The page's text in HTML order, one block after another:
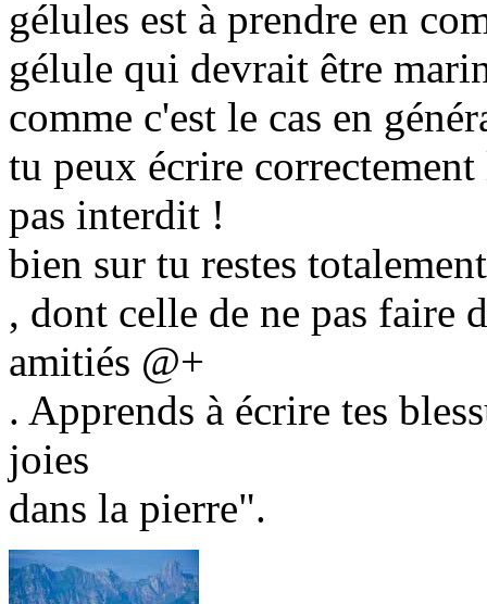
gélules est à prendre en
gélule qui devrait être
comme c'est le cas en
tu peux écrire
pas interdit !
bien sur tu restes
, dont celle de ne pas faire
amitiés @+
. Apprends à écrire tes
joies
dans la pierre".